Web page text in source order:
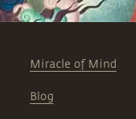
Miracle of Mind
Blog